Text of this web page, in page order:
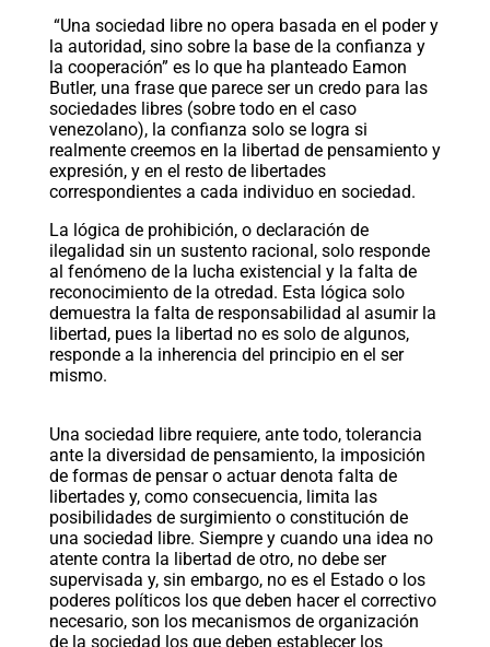
“Una sociedad libre no opera basada en el poder y
la autoridad, sino sobre la base de la confianza y
la cooperación” es lo que ha planteado Eamon
Butler, una frase que parece ser un credo para las
sociedades libres (sobre todo en el caso
venezolano), la confianza solo se logra si
realmente creemos en la libertad de pensamiento y
expresión, y en el resto de libertades
correspondientes a cada individuo en sociedad.
La lógica de prohibición, o declaración de
ilegalidad sin un sustento racional, solo responde
al fenómeno de la lucha existencial y la falta de
reconocimiento de la otredad. Esta lógica solo
demuestra la falta de responsabilidad al asumir la
libertad, pues la libertad no es solo de algunos,
responde a la inherencia del principio en el ser
mismo.
Una sociedad libre requiere, ante todo, tolerancia
ante la diversidad de pensamiento, la imposición
de formas de pensar o actuar denota falta de
libertades y, como consecuencia, limita las
posibilidades de surgimiento o constitución de
una sociedad libre. Siempre y cuando una idea no
atente contra la libertad de otro, no debe ser
supervisada y, sin embargo, no es el Estado o los
poderes políticos los que deben hacer el correctivo
necesario, son los mecanismos de organización
de la sociedad los que deben establecer los